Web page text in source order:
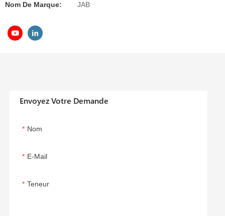
Nom De Marque: JAB
Envoyez Votre Demande
Nom
E-Mail
Teneur